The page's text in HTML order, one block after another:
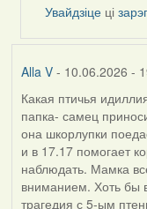
Harrier
Увайдзіце ці
Alla V- 10.06.2026 -
Какая птичья
папка- самец
она шкорлупки
и в 17.17 помогает
наблюдать. Мамка
вниманием. Хоть бы
трагедия с 5-ым